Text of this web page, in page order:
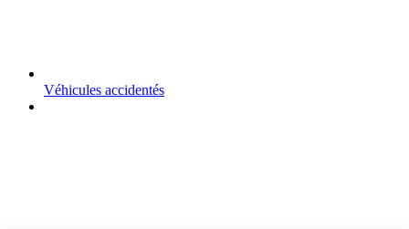
Véhicules accidentés